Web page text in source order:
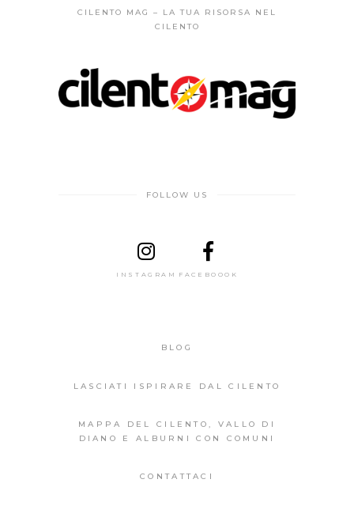
CILENTO MAG – LA TUA RISORSA NEL
CILENTO
FOLLOW US
INSTAGRAM FACEBOOOK
BLOG
LASCIATI ISPIRARE DAL CILENTO
MAPPA DEL CILENTO, VALLO DI
DIANO E ALBURNI CON COMUNI
CONTATTACI